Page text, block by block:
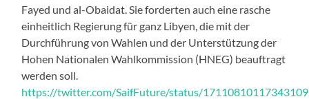
Fayed und al-Obaidat. Sie forderten auch eine rasche
einheitlich Regierung für ganz Libyen, die mit der
Durchführung von Wahlen und der Unterstützung der
Hohen Nationalen Wahlkommission (HNEG) beauftragt
werden soll.
https://twitter.com/SaifFuture/status/